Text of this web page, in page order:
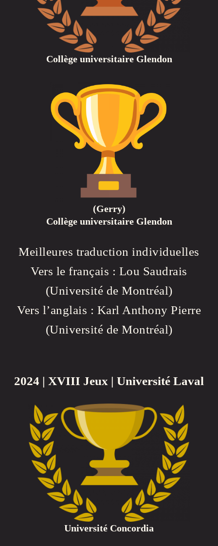
Collège universitaire Glendon
(Gerry)
Collège universitaire Glendon
Meilleures traduction individuelles
Vers le français : Lou Saudrais
(Université de Montréal)
Vers l’anglais : Karl Anthony Pierre
(Université de Montréal)
2024 | XVIII Jeux | Université Laval
Université Concordia